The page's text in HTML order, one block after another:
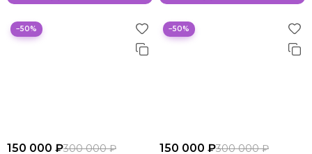
−50%
150 000 ₽300 000 ₽
−50%
150 000 ₽300 000 ₽